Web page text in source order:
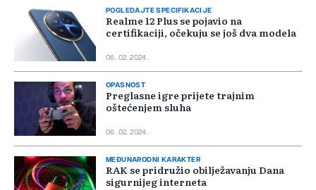
POGLEDAJTE SPECIFIKACIJE
Realme 12 Plus se pojavio na
certifikaciji, očekuju se još dva modela
06. 02. 2024.
OPASNOST
Preglasne igre prijete trajnim
oštećenjem sluha
06. 02. 2024.
MEĐUNARODNI KARAKTER
RAK se pridružio obilježavanju Dana
sigurnijeg interneta